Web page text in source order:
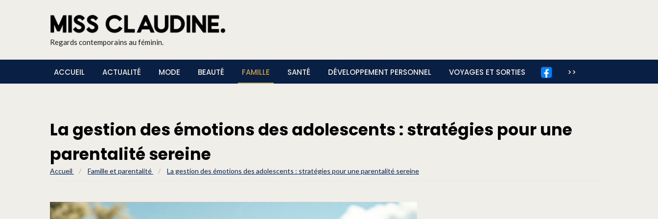
Regards contemporains au féminin.
ACCUEIL ACTUALITÉ MODE BEAUTÉ FAMILLE SANTÉ DÉVELOPPEMENT PERSONNEL VOYAGES ET SORTIES >>
La gestion des émotions des adolescents : stratégies pour une
parentalité sereine
Accueil / Famille et parentalité / La gestion des émotions des adolescents : stratégies pour une parentalité sereine